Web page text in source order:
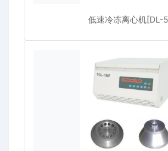
低速冷冻离心机[DL-